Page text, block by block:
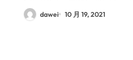
dawei 10 月 19, 2021